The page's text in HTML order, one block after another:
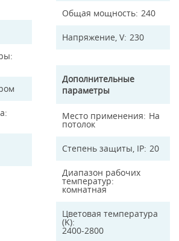
Общая мощность 240
Напряжение, V 230
Дополнительные
параметры
Место применения На
потолок
Степень защиты, IP 20
Диапазон рабочих
температур
комнатная
Цветовая температура
(K)
2400-2800